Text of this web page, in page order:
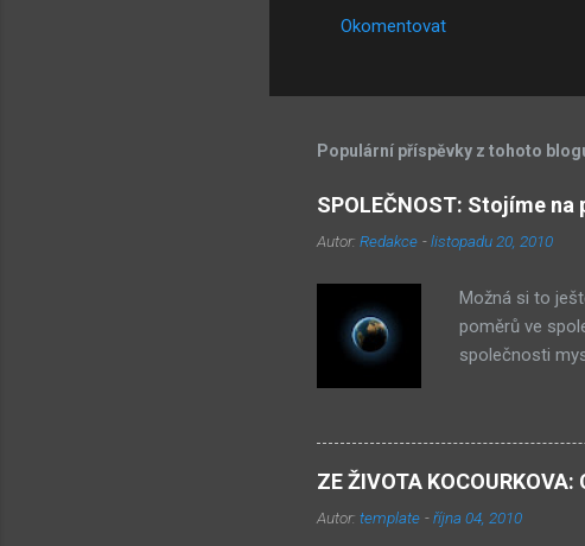
Okomentovat
Populární příspěvky z tohoto
SPOLEČNOST: Stojíme na
Autor: Redakce -listopadu 20, 2010
Možná si to
poměrů ve
společnosti
etnikum
obchodů. Před
společnosti a
prostě jiní. Co
toto etnikum
ZE ŽIVOTA
Autor: template -října 04, 2010